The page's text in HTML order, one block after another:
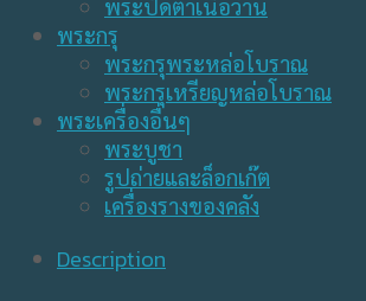
พระปิดตาเนื้อว่าน
พระกรุ
พระกรุพระหล่อโบราณ
พระกรุเหรียญหล่อโบราณ
พระเครื่องอื่นๆ
พระบูชา
รูปถ่ายและล็อกเก๊ต
เครื่องรางของคลัง
Description